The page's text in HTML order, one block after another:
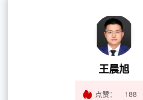
王晨旭
点赞： 188